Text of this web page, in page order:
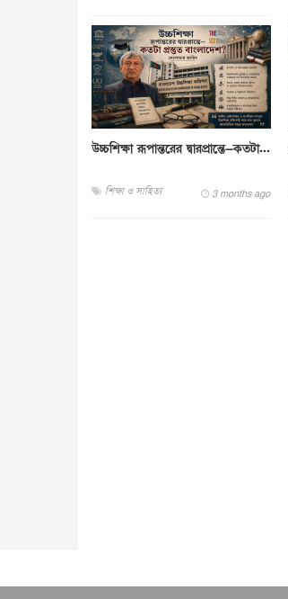
উচ্চশিক্ষা রূপান্তরের দ্বারপ্রান্তে—কতটা...
শিক্ষা ও সাহিত্য 3 months ago